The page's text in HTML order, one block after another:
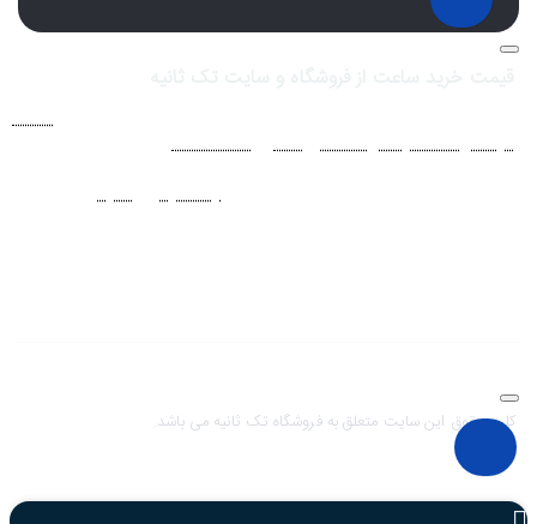
ساعت
مردانه، ساعت زنانه، ساعت بچگانهو ساعت ستفعاليت خود را از سال
اينستاگرام تلگرام
کلیه حقوق این سایت متعلق به فروشگاه تک ثانیه می باشد.